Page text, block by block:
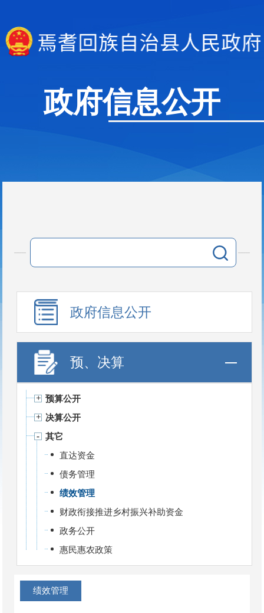
政府信息公开
政府信息公开
预、决算
预算公开
决算公开
其它
直达资金
债务管理
绩效管理
财政衔接推进乡村振兴补助资金
政务公开
惠民惠农政策
绩效管理